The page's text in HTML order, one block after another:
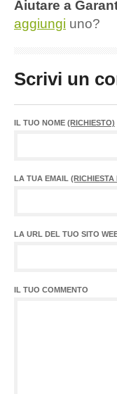
Aiutare a
aggiungi uno?
Scrivi un
IL TUO NOME (RICHIESTO)
LA TUA EMAIL (RICHIESTA
LA URL DEL TUO SITO
IL TUO COMMENTO